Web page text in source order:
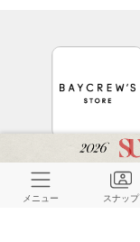
メニュー スナップ